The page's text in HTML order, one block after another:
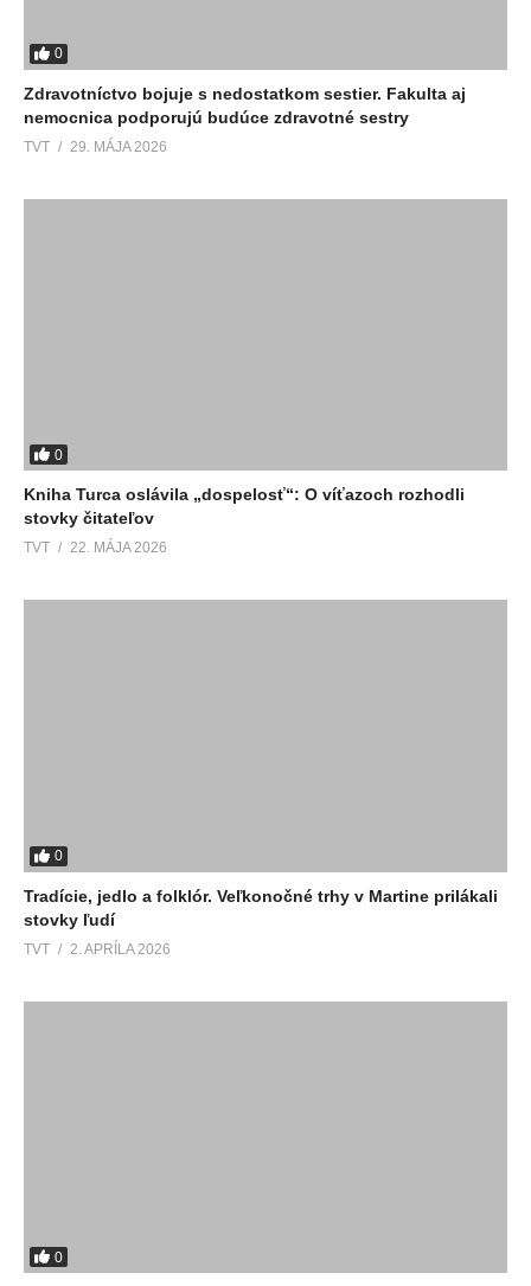
0
Zdravotníctvo bojuje s nedostatkom sestier. Fakulta aj
nemocnica podporujú budúce zdravotné sestry
TVT 29. MÁJA 2026
0
Kniha Turca oslávila „dospelosť“: O víťazoch rozhodli
stovky čitateľov
TVT 22. MÁJA 2026
0
Tradície, jedlo a folklór. Veľkonočné trhy v Martine prilákali
stovky ľudí
TVT 2. APRÍLA 2026
0